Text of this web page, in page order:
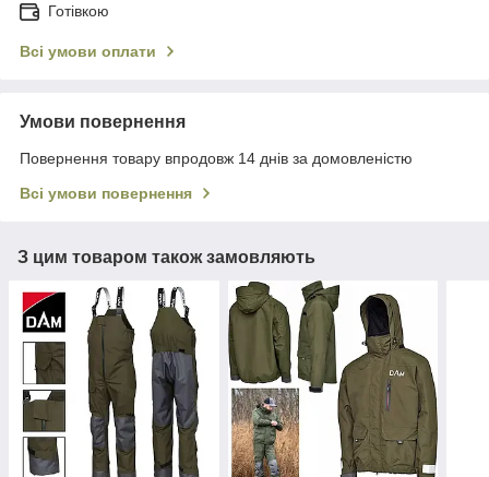
Готівкою
Всі умови оплати
Умови повернення
Повернення товару впродовж 14 днів за домовленістю
Всі умови повернення
З цим товаром також замовляють